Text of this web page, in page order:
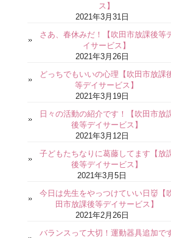
ス】
2021年3月31日
さあ、春休みだ！【吹田市放課後等
イサービス】
2021年3月26日
どっちでもいいの心理【吹田市放課
等デイサービス】
2021年3月19日
日々の活動の紹介です！【吹田市放
後等デイサービス】
2021年3月12日
子どもたちなりに葛藤してます【放
後等デイサービス】
2021年3月5日
今日は先生をやっつけていい日👹【
田市放課後等デイサービス】
2021年2月26日
バランスって大切！運動器具追加で